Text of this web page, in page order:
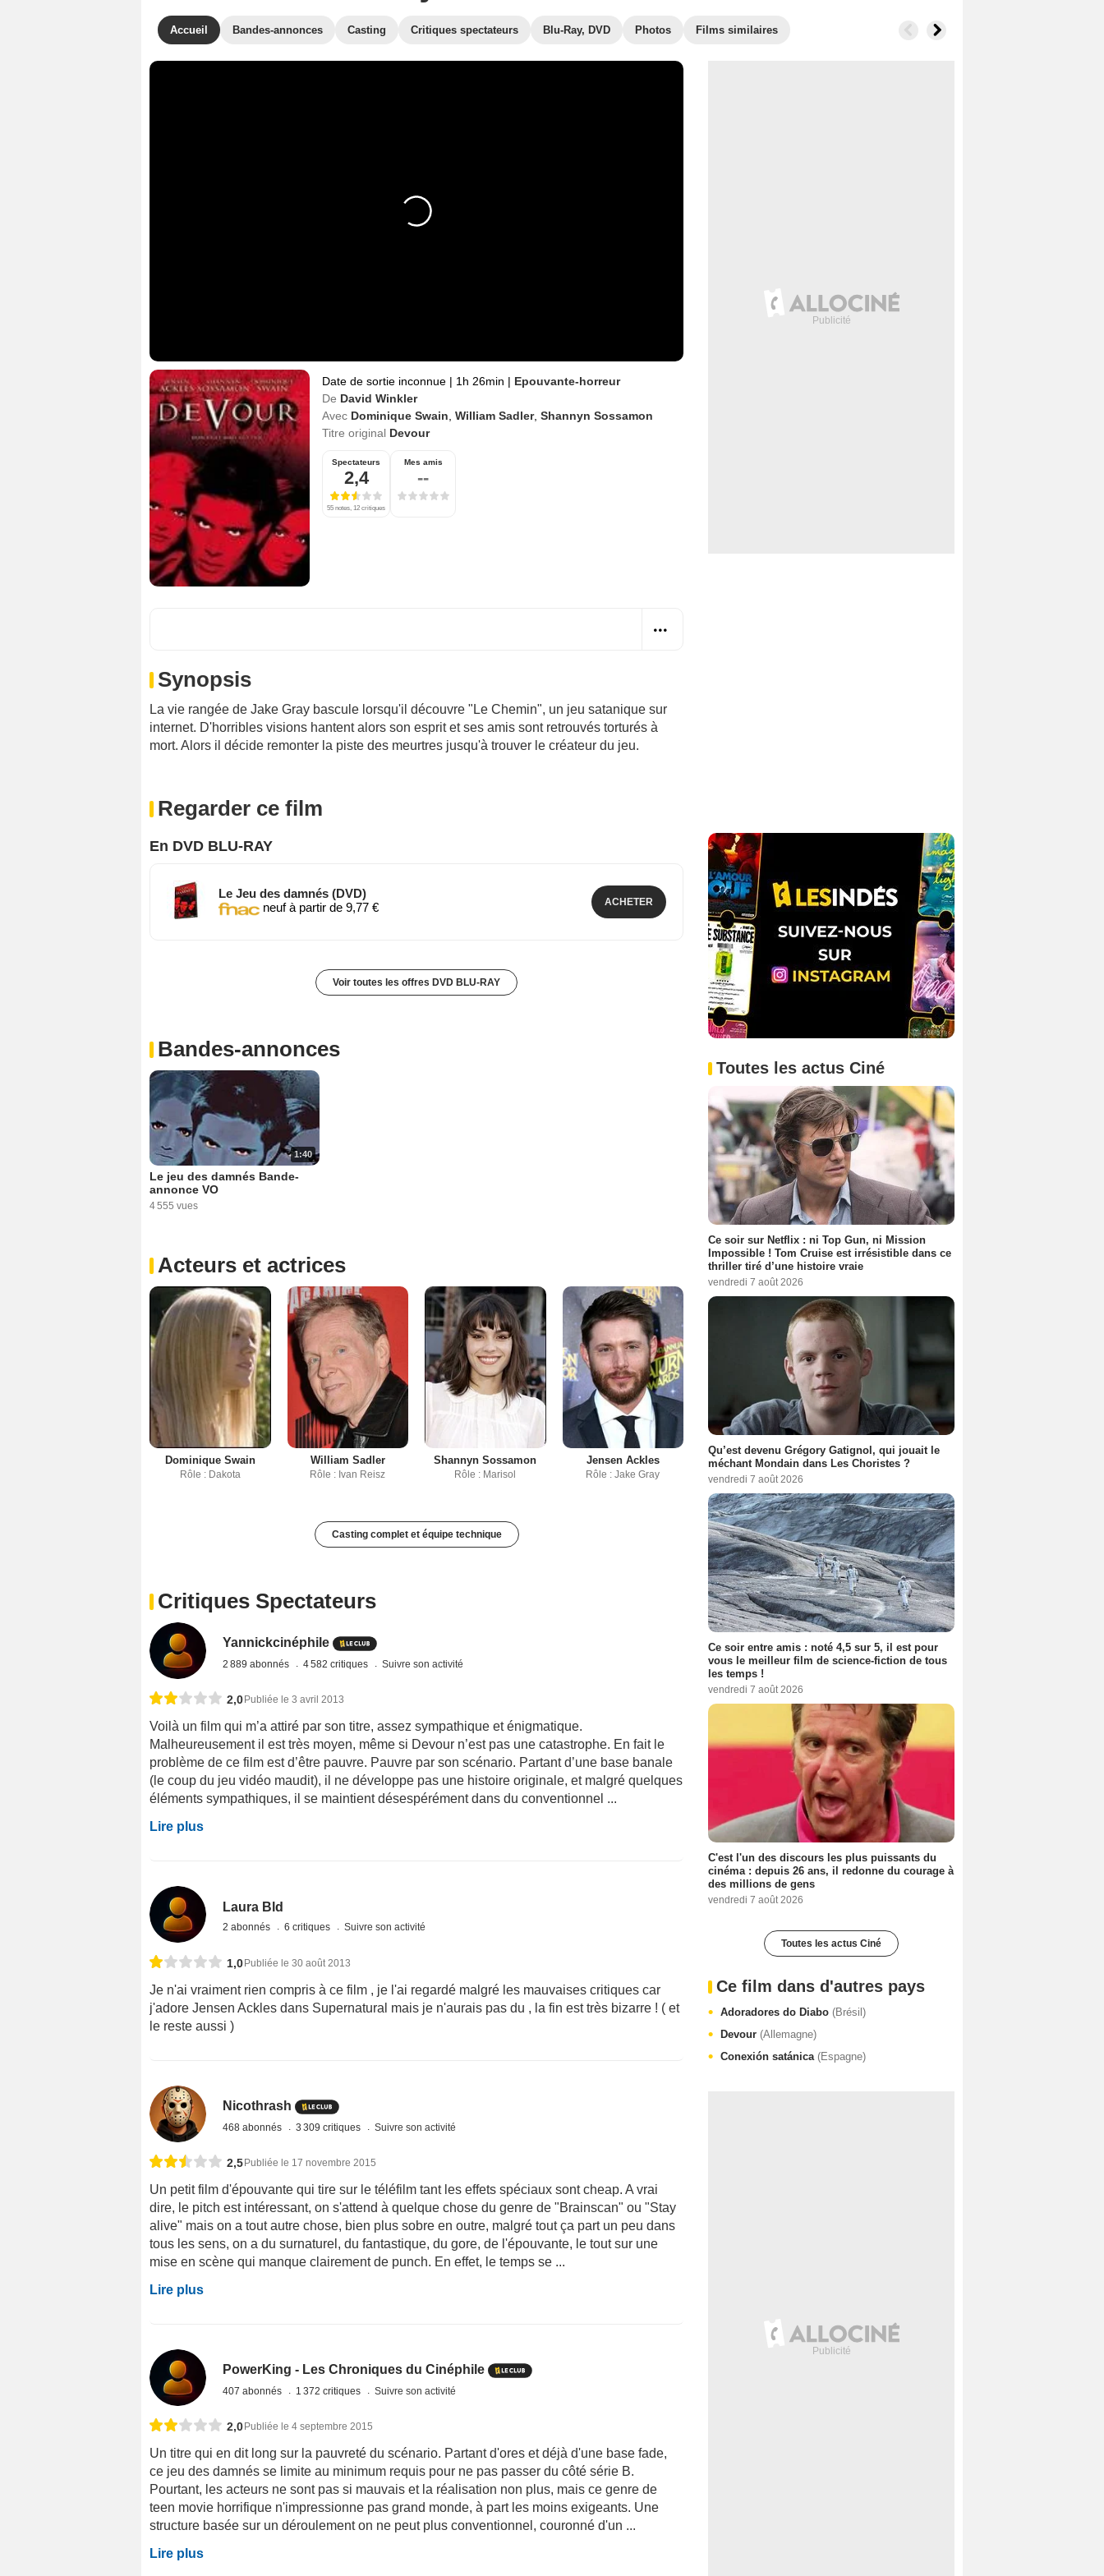
Accueil Bandes-annonces Casting Critiques spectateurs Blu-Ray, DVD Photos Films similaires
Date de sortie inconnue | 1h 26min | Epouvante-horreur
De David Winkler
Avec Dominique Swain William Sadler, Shannyn Sossamon
Titre original Devour
Spectateurs
2,4
55 notes, 12 critiques
Mes amis
--
Synopsis
La vie rangée de Jake Gray bascule lorsqu'il découvre "Le Chemin", un jeu satanique sur
internet. D'horribles visions hantent alors son esprit et ses amis sont retrouvés torturés à
mort. Alors il décide remonter la piste des meurtres jusqu'à trouver le créateur du jeu.
Regarder ce film
En DVD BLU-RAY
Le Jeu des damnés (DVD)
neuf à partir de 9,77 €
ACHETER
Voir toutes les offres DVD BLU-RAY
Bandes-annonces
1:40
Le jeu des damnés Bande-
annonce VO
4 555 vues
Acteurs et actrices
Dominique Swain
Rôle : Dakota
William Sadler
Rôle : Ivan Reisz
Shannyn Sossamon
Rôle : Marisol
Jensen Ackles
Rôle : Jake Gray
Casting complet et équipe technique
Critiques Spectateurs
Yannickcinéphile
2 889 abonnés 4 582 critiques Suivre son activité
2,0 Publiée le 3 avril 2013
Voilà un film qui m’a attiré par son titre, assez sympathique et énigmatique.
Malheureusement il est très moyen, même si Devour n’est pas une catastrophe. En fait le
problème de ce film est d’être pauvre. Pauvre par son scénario. Partant d’une base banale
(le coup du jeu vidéo maudit), il ne développe pas une histoire originale, et malgré quelques
éléments sympathiques, il se maintient désespérément dans du conventionnel ...
Lire plus
Laura Bld
2 abonnés 6 critiques Suivre son activité
1,0 Publiée le 30 août 2013
Je n'ai vraiment rien compris à ce film , je l'ai regardé malgré les mauvaises critiques car
j'adore Jensen Ackles dans Supernatural mais je n'aurais pas du , la fin est très bizarre ! ( et
le reste aussi )
Nicothrash
468 abonnés 3 309 critiques Suivre son activité
2,5 Publiée le 17 novembre 2015
Un petit film d'épouvante qui tire sur le téléfilm tant les effets spéciaux sont cheap. A vrai
dire, le pitch est intéressant, on s'attend à quelque chose du genre de "Brainscan" ou "Stay
alive" mais on a tout autre chose, bien plus sobre en outre, malgré tout ça part un peu dans
tous les sens, on a du surnaturel, du fantastique, du gore, de l'épouvante, le tout sur une
mise en scène qui manque clairement de punch. En effet, le temps se ...
Lire plus
PowerKing - Les Chroniques du Cinéphile
407 abonnés 1 372 critiques Suivre son activité
2,0 Publiée le 4 septembre 2015
Un titre qui en dit long sur la pauvreté du scénario. Partant d'ores et déjà d'une base fade,
ce jeu des damnés se limite au minimum requis pour ne pas passer du côté série B.
Pourtant, les acteurs ne sont pas si mauvais et la réalisation non plus, mais ce genre de
teen movie horrifique n'impressionne pas grand monde, à part les moins exigeants. Une
structure basée sur un déroulement on ne peut plus conventionnel, couronné d'un ...
Lire plus
Toutes les actus Ciné
Ce soir sur Netflix : ni Top Gun, ni Mission
Impossible ! Tom Cruise est irrésistible dans ce
thriller tiré d’une histoire vraie
vendredi 7 août 2026
Qu’est devenu Grégory Gatignol, qui jouait le
méchant Mondain dans Les Choristes ?
vendredi 7 août 2026
Ce soir entre amis : noté 4,5 sur 5, il est pour
vous le meilleur film de science-fiction de tous
les temps !
vendredi 7 août 2026
C'est l'un des discours les plus puissants du
cinéma : depuis 26 ans, il redonne du courage à
des millions de gens
vendredi 7 août 2026
Toutes les actus Ciné
Ce film dans d'autres pays
Adoradores do Diabo (Brésil)
Devour (Allemagne)
Conexión satánica (Espagne)